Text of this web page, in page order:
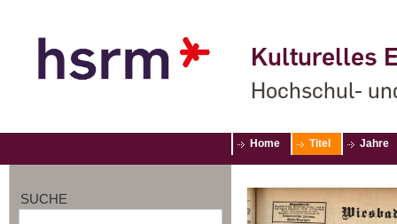
Kulturelles
Hochschul-
Home Titel Jahre
SUCHE